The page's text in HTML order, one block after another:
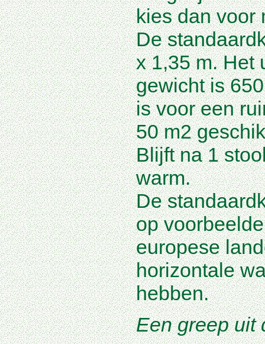
kies dan voor
De
x 1,35 m. Het
gewicht is
is voor een
50 m2
Blijft na 1
warm.
De
op
europese
horizontale
hebben.
Een greep uit